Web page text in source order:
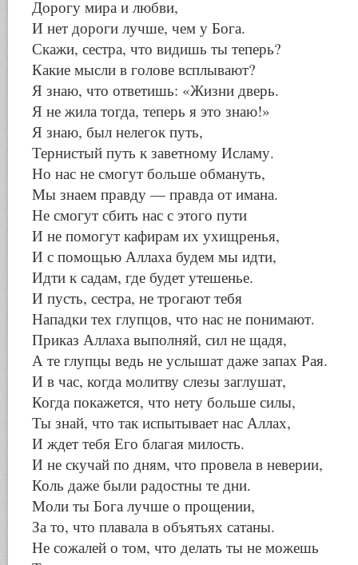
Дорогу мира и любви,
И нет дороги лучше, чем у Бога.
Скажи, сестра, что видишь ты теперь?
Какие мысли в голове всплывают?
Я знаю, что ответишь: «Жизни дверь.
Я не жила тогда, теперь я это знаю!»
Я знаю, был нелегок путь,
Тернистый путь к заветному Исламу.
Но нас не смогут больше обмануть,
Мы знаем правду — правда от имана.
Не смогут сбить нас с этого пути
И не помогут кафирам их ухищренья,
И с помощью Аллаха будем мы идти,
Идти к садам, где будет утешенье.
И пусть, сестра, не трогают тебя
Нападки тех глупцов, что нас не понимают.
Приказ Аллаха выполняй, сил не щадя,
А те глупцы ведь не услышат даже запах Рая.
И в час, когда молитву слезы заглушат,
Когда покажется, что нету больше силы,
Ты знай, что так испытывает нас Аллах,
И ждет тебя Его благая милость.
И не скучай по дням, что провела в неверии,
Коль даже были радостны те дни.
Моли ты Бога лучше о прощении,
За то, что плавала в объятьях сатаны.
Не сожалей о том, что делать ты не можешь